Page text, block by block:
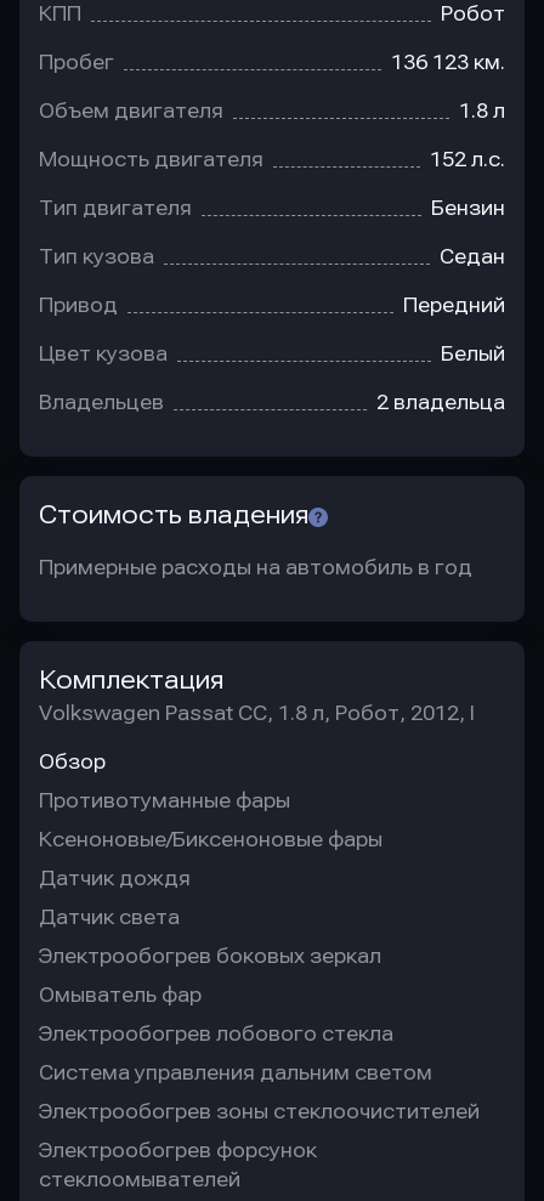
КПП Робот
Пробег 136 123 км.
Объем двигателя 1.8 л
Мощность двигателя 152 л.с.
Тип двигателя Бензин
Тип кузова Седан
Привод Передний
Цвет кузова Белый
Владельцев 2 владельца
Стоимость владения
Примерные расходы на автомобиль в год
Комплектация
Volkswagen Passat CC, 1.8 л, Робот, 2012, I
Обзор
Противотуманные фары
Ксеноновые/Биксеноновые фары
Датчик дождя
Датчик света
Электрообогрев боковых зеркал
Омыватель фар
Электрообогрев лобового стекла
Система управления дальним светом
Электрообогрев зоны стеклоочистителей
Электрообогрев форсунок
стеклоомывателей